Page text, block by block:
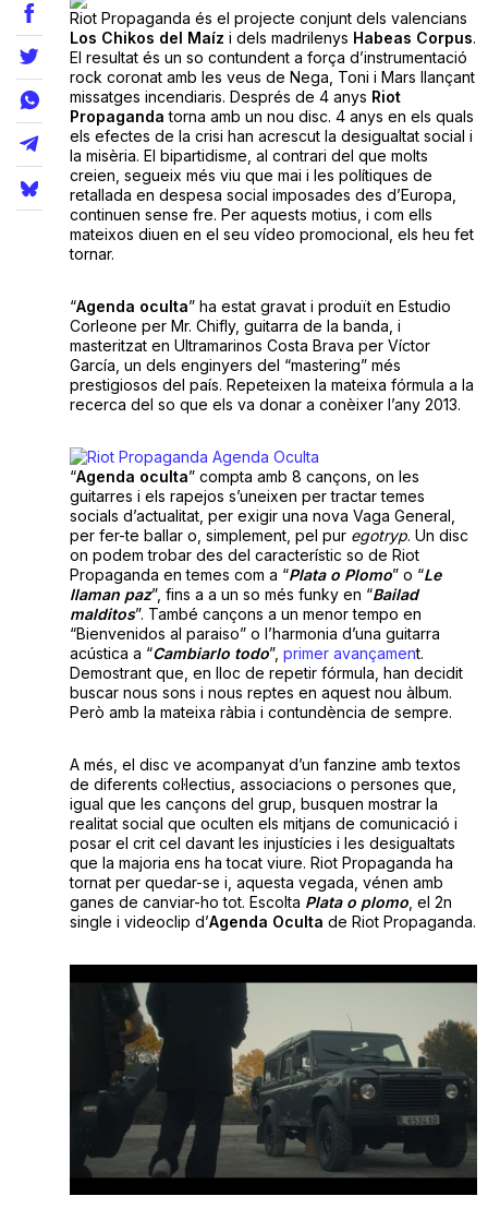
Llibres
La Llista
Llocs
Riot Propaganda és el projecte conjunt dels valencians
Los Chikos del Maíz i dels madrilenys Habeas Corpus.
El resultat és un so contundent a força d’instrumentació
rock coronat amb les veus de Nega, Toni i Mars llançant
missatges incendiaris. Després de 4 anys Riot
Propaganda torna amb un nou disc. 4 anys en els quals
els efectes de la crisi han acrescut la desigualtat social i
la misèria. El bipartidisme, al contrari del que molts
creien, segueix més viu que mai i les polítiques de
retallada en despesa social imposades des d’Europa,
continuen sense fre. Per aquests motius, i com ells
mateixos diuen en el seu vídeo promocional, els heu fet
tornar.
“Agenda oculta” ha estat gravat i produït en Estudio
Corleone per Mr. Chifly, guitarra de la banda, i
masteritzat en Ultramarinos Costa Brava per Víctor
García, un dels enginyers del “mastering” més
prestigiosos del país. Repeteixen la mateixa fórmula a la
recerca del so que els va donar a conèixer l’any 2013.
“Agenda oculta” compta amb 8 cançons, on les
guitarres i els rapejos s’uneixen per tractar temes
socials d’actualitat, per exigir una nova Vaga General,
per fer-te ballar o, simplement, pel pur egotryp. Un disc
on podem trobar des del característic so de Riot
Propaganda en temes com a “Plata o Plomo” o “Le
llaman paz”, fins a a un so més funky en “Bailad
malditos”. També cançons a un menor tempo en
“Bienvenidos al paraiso” o l’harmonia d’una guitarra
acústica a “Cambiarlo todo”, primer avançament.
Demostrant que, en lloc de repetir fórmula, han decidit
buscar nous sons i nous reptes en aquest nou àlbum.
Però amb la mateixa ràbia i contundència de sempre.
A més, el disc ve acompanyat d’un fanzine amb textos
de diferents col·lectius, associacions o persones que,
igual que les cançons del grup, busquen mostrar la
realitat social que oculten els mitjans de comunicació i
posar el crit cel davant les injustícies i les desigualtats
que la majoria ens ha tocat viure. Riot Propaganda ha
tornat per quedar-se i, aquesta vegada, vénen amb
ganes de canviar-ho tot. Escolta Plata o plomo, el 2n
single i videoclip d’Agenda Oculta de Riot Propaganda.